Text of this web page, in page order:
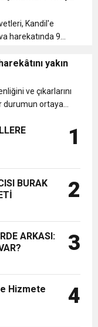
hainlik olduğunu
Kandil'e
harekatında 9
hale getirildiğini
yakın
ve çıkarlarını
durumun ortaya
1
BURAK
2
ARKASI:
3
Hizmete
4